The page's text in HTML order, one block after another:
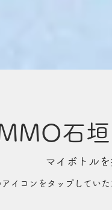
石
マイボトル
イコンをタップしてい